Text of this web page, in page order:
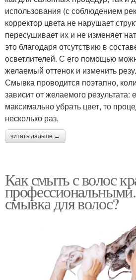
использования (с соблюдением
корректор цвета не нарушает
пересушивает их и не изменяет
это благодаря отсутствию в
осветлителей. С его помощью
желаемый оттенок и изменить
Смывка проводится поэтапно,
зависит от желаемого результата:
максимально убрать цвет, то
несколько раз.
читать дальше →
Как смыть с волос
смывка для волос?